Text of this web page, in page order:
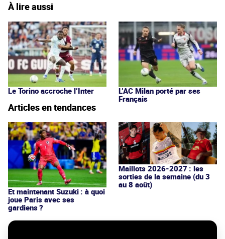
À lire aussi
Le Torino accroche l’Inter
L’AC Milan porté par ses
Français
Articles en tendances
Et maintenant Suzuki : à quoi
joue Paris avec ses
gardiens ?
Maillots 2026-2027 : les
sorties de la semaine (du 3
au 8 août)